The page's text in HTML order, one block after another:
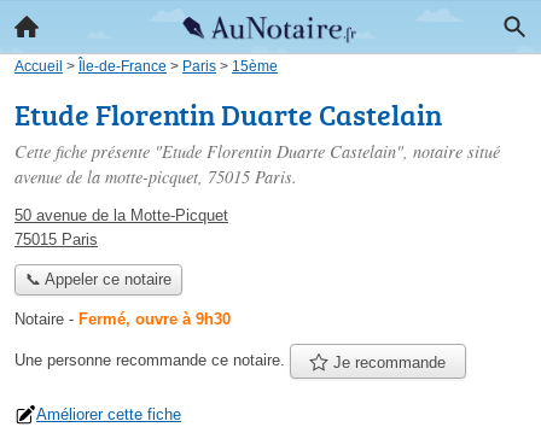
Accueil > Île-de-France > Paris > 15ème
Etude Florentin Duarte Castelain
Cette fiche présente "Etude Florentin Duarte Castelain", notaire situé
avenue de la motte-picquet, 75015 Paris.
50 avenue de la Motte-Picquet
75015 Paris
📞 Appeler ce notaire
Notaire - Fermé, ouvre à 9h30
Une personne recommande ce notaire. Je recommande
Améliorer cette fiche